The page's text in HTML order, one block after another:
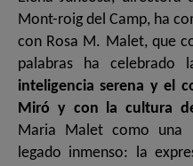
Mont-roig del Camp, ha
con Rosa M. Malet, que
palabras ha celebrado
inteligencia serena y el
Miró y con la cultura
Maria Malet como una
legado inmenso: la